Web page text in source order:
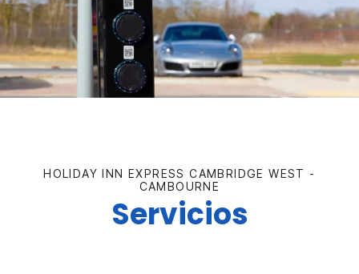
HOLIDAY INN EXPRESS CAMBRIDGE WEST -
CAMBOURNE
Servicios